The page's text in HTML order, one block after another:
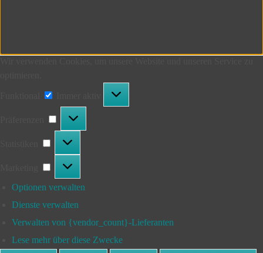
Optionen verwalten
Dienste verwalten
Verwalten von {vendor_count}-Lieferanten
Lese mehr über diese Zwecke